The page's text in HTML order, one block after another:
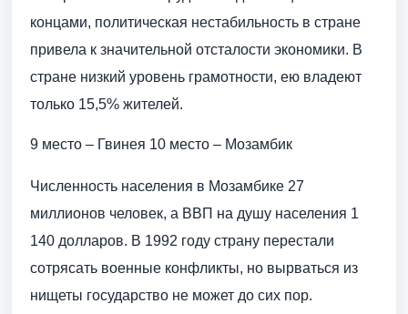
концами, политическая нестабильность в стране
привела к значительной отсталости экономики. В
стране низкий уровень грамотности, ею владеют
только 15,5% жителей.
9 место – Гвинея 10 место – Мозамбик
Численность населения в Мозамбике 27
миллионов человек, а ВВП на душу населения 1
140 долларов. В 1992 году страну перестали
сотрясать военные конфликты, но вырваться из
нищеты государство не может до сих пор.